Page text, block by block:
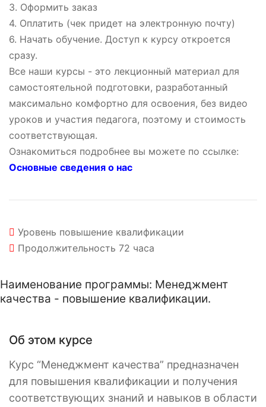
3. Оформить заказ
4. Оплатить (чек придет на электронную почту)
6. Начать обучение. Доступ к курсу откроется
сразу.
Все наши курсы - это лекционный материал для
самостоятельной подготовки, разработанный
максимально комфортно для освоения, без видео
уроков и участия педагога, поэтому и стоимость
соответствующая.
Ознакомиться подробнее вы можете по ссылке:
Основные сведения о нас
Уровень повышение квалификации
Продолжительность 72 часа
Наименование программы: Менеджмент
качества - повышение квалификации.
Об этом курсе
Курс “Менеджмент качества” предназначен
для повышения квалификации и получения
соответствующих знаний и навыков в области